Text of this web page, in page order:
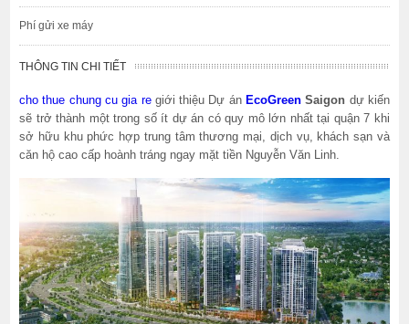
Phí gửi xe máy
THÔNG TIN CHI TIẾT
cho thue chung cu gia regiới thiệu Dự án EcoGreenSaigon dự kiến
sẽ trở thành một trong số ít dự án có quy mô lớn nhất tại quận 7 khi
sở hữu khu phức hợp trung tâm thương mại, dịch vụ, khách sạn và
căn hộ cao cấp hoành tráng ngay mặt tiền Nguyễn Văn Linh.